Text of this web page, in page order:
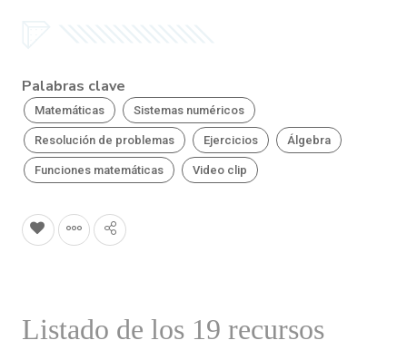
Palabras clave
Matemáticas Sistemas numéricos
Resolución de problemas Ejercicios Álgebra
Funciones matemáticas Video clip
Listado de los 19 recursos